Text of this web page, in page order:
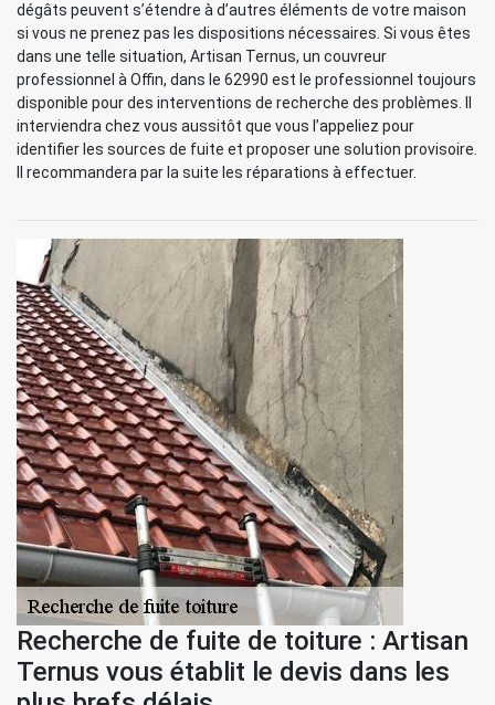
dégâts peuvent s’étendre à d’autres éléments de votre maison
si vous ne prenez pas les dispositions nécessaires. Si vous êtes
dans une telle situation, Artisan Ternus, un couvreur
professionnel à Offin, dans le 62990 est le professionnel toujours
disponible pour des interventions de recherche des problèmes. Il
interviendra chez vous aussitôt que vous l’appeliez pour
identifier les sources de fuite et proposer une solution provisoire.
Il recommandera par la suite les réparations à effectuer.
Recherche de fuite de toiture : Artisan
Ternus vous établit le devis dans les